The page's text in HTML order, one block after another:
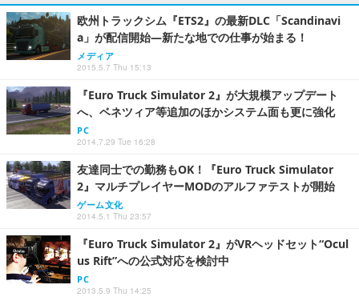
欧州トラックシム『ETS2』の最新DLC「Scandinavi
a」が配信開始―新たな地での仕事が始まる！
メディア
2015.5.7 Thu 15:13
『Euro Truck Simulator 2』が大規模アップデート
へ、ベネツィア等追加のほかシステム面も更に強化
PC
2014.7.29 Tue 16:28
友達同士での勤務もOK！『Euro Truck Simulator
2』マルチプレイヤーMODのアルファテストが開始
ゲーム文化
2014.5.1 Thu 23:57
『Euro Truck Simulator 2』がVRヘッドセット“Ocul
us Rift”への公式対応を検討中
PC
2013.5.9 Thu 14:25